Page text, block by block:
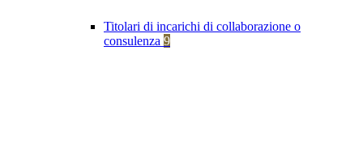
Titolari di incarichi di collaborazione o
consulenza 9